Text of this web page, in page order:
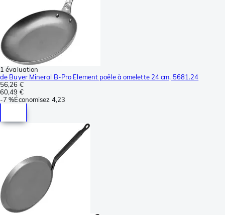
1 évaluation
de Buyer Mineral B-Pro Element poêle à omelette 24 cm, 5681.24
56,26 €
60,49 €
-7 %Économisez 4,23